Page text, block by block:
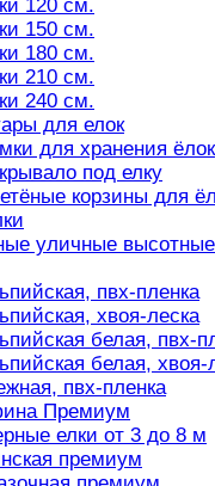
120 см.
150 см.
180 см.
210 см.
240 см.
для елок
для хранения ёлок
под елку
корзины для
уличные
пвх-пленка
хвоя-леска
белая, пвх-
белая, хвоя-
пвх-пленка
Премиум
елки от 3 до 8 м
премиум